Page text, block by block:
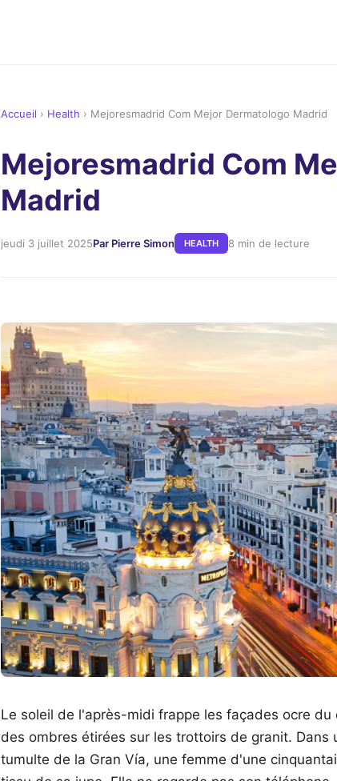
Accueil › Health › Mejoresmadrid Com Mejor Dermatologo Madrid
Mejoresmadrid Com
Madrid
jeudi 3 juillet 2025Par Pierre Simon HEALTH 8 min de lecture
Le soleil de l'après-midi frappe les façades ocre
des ombres étirées sur les trottoirs de granit.
tumulte de la Gran Vía, une femme d'une